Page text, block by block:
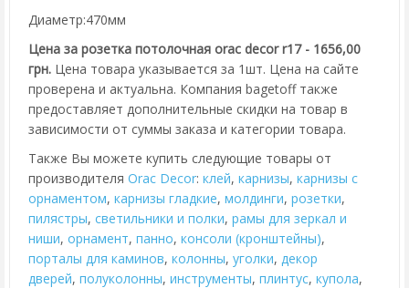
Диаметр:470мм
Цена за розетка потолочная orac decor r17 - 1656,00
грн. Цена товара указывается за 1шт. Цена на сайте
проверена и актуальна. Компания bagetoff также
предоставляет дополнительные скидки на товар в
зависимости от суммы заказа и категории товара.
Также Вы можете купить следующие товары от
производителя Orac Decor: клей, карнизы, карнизы с
орнаментом, карнизы гладкие, молдинги, розетки,
пилястры, cветильники и полки, рамы для зеркал и
ниши, орнамент, панно, консоли (кронштейны),
порталы для каминов, колонны, уголки, декор
дверей, полуколонны, инструменты, плинтус, купола,